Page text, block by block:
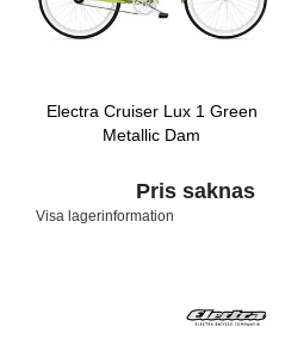
Electra Cruiser Lux 1 Green
Metallic Dam
Pris saknas
Visa lagerinformation